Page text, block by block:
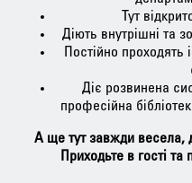
Тут
Діють внутрішні та
Постійно проходять
Діє розвинена
професійна
А ще тут завжди весела,
Приходьте в гості